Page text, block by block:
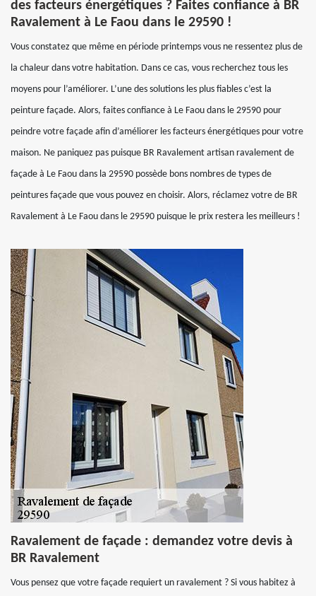
des facteurs énergétiques ? Faites confiance à BR
Ravalement à Le Faou dans le 29590 !
Vous constatez que même en période printemps vous ne ressentez plus de
la chaleur dans votre habitation. Dans ce cas, vous recherchez tous les
moyens pour l’améliorer. L’une des solutions les plus fiables c’est la
peinture façade. Alors, faites confiance à Le Faou dans le 29590 pour
peindre votre façade afin d’améliorer les facteurs énergétiques pour votre
maison. Ne paniquez pas puisque BR Ravalement artisan ravalement de
façade à Le Faou dans la 29590 possède bons nombres de types de
peintures façade que vous pouvez en choisir. Alors, réclamez votre de BR
Ravalement à Le Faou dans le 29590 puisque le prix restera les meilleurs !
Ravalement de façade : demandez votre devis à
BR Ravalement
Vous pensez que votre façade requiert un ravalement ? Si vous habitez à